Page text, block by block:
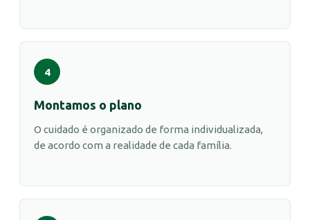
4
Montamos o plano
O cuidado é organizado de forma individualizada,
de acordo com a realidade de cada família.